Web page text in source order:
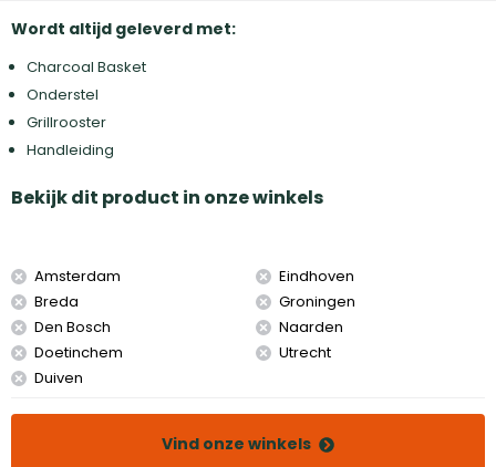
Wordt altijd geleverd met:
Charcoal Basket
Onderstel
Grillrooster
Handleiding
Bekijk dit product in onze winkels
Amsterdam
Breda
Den Bosch
Doetinchem
Duiven
Eindhoven
Groningen
Naarden
Utrecht
Vind onze winkels